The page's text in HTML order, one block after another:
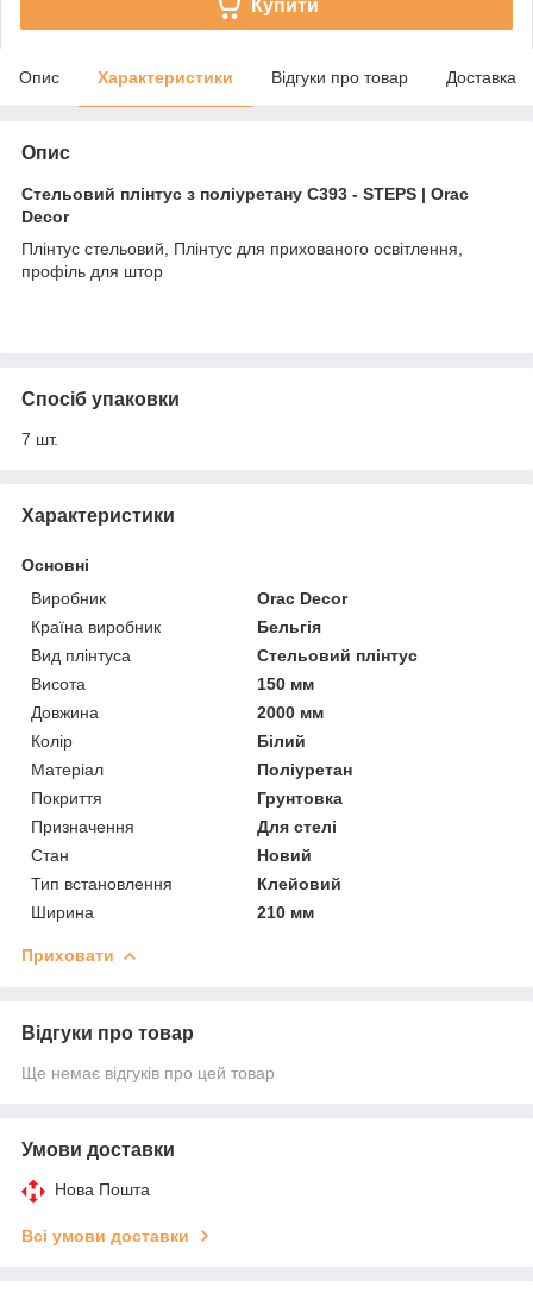
Купити
Опис Характеристики Відгуки про товар Доставка
Опис
Стельовий плінтус з поліуретану C393 - STEPS | Orac
Decor
Плінтус стельовий, Плінтус для прихованого освітлення,
профіль для штор
Спосіб упаковки
7 шт.
Характеристики
Основні
Виробник
Orac Decor
Країна виробник
Бельгія
Вид плінтуса
Стельовий плінтус
Висота
150 мм
Довжина
2000 мм
Колір
Білий
Матеріал
Поліуретан
Покриття
Грунтовка
Призначення
Для стелі
Стан
Новий
Тип встановлення
Клейовий
Ширина
210 мм
Приховати
Відгуки про товар
Ще немає відгуків про цей товар
Умови доставки
Нова Пошта
Всі умови доставки